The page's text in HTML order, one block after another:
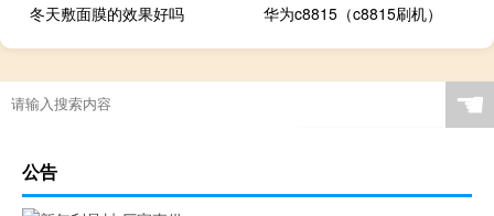
冬天敷面膜的效果好吗
华为c8815（c8815刷机）
☚
公告